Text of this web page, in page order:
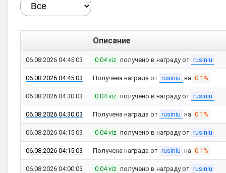
Описание
06.08.2026 04:45:03 0.04 viz получено в награду от rusiniu
06.08.2026 04:45:03 Получена награда от rusiniu на 0.1%
06.08.2026 04:30:03 0.04 viz получено в награду от rusiniu
06.08.2026 04:30:03 Получена награда от rusiniu на 0.1%
06.08.2026 04:15:03 0.04 viz получено в награду от rusiniu
06.08.2026 04:15:03 Получена награда от rusiniu на 0.1%
06.08.2026 04:00:03 0.04 viz получено в награду от rusiniu